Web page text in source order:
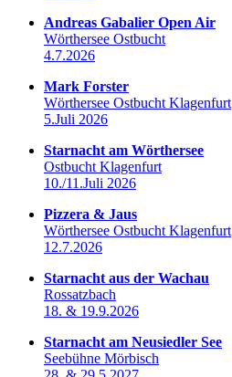
Andreas Gabalier Open Air
Wörthersee Ostbucht
4.7.2026
Mark Forster
Wörthersee Ostbucht Klagenfurt
5.Juli 2026
Starnacht am Wörthersee
Ostbucht Klagenfurt
10./11.Juli 2026
Pizzera & Jaus
Wörthersee Ostbucht Klagenfurt
12.7.2026
Starnacht aus der Wachau
Rossatzbach
18. & 19.9.2026
Starnacht am Neusiedler See
Seebühne Mörbisch